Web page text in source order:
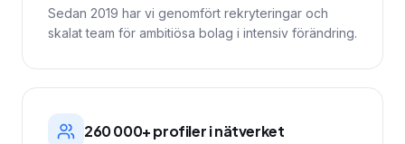
Sedan 2019 har vi genomfört rekryteringar och
skalat team för ambitiösa bolag i intensiv förändring.
260 000+ profiler i nätverket